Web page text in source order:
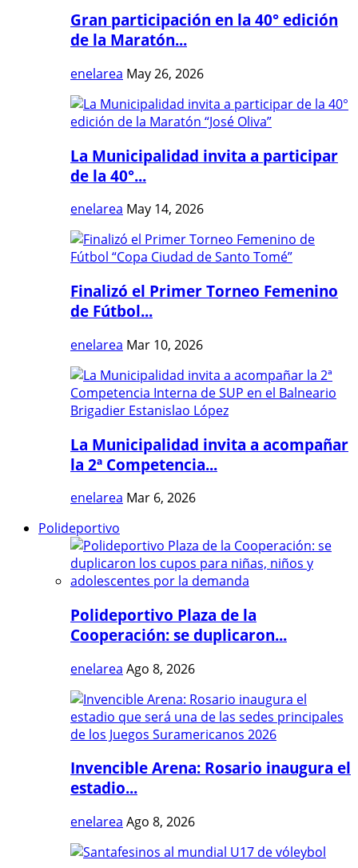
Gran participación en la 40° edición
de la Maratón...
enelarea May 26, 2026
La Municipalidad invita a participar
de la 40°...
enelarea May 14, 2026
Finalizó el Primer Torneo Femenino
de Fútbol...
enelarea Mar 10, 2026
La Municipalidad invita a acompañar
la 2ª Competencia...
enelarea Mar 6, 2026
Polideportivo
Polideportivo Plaza de la
Cooperación: se duplicaron...
enelarea Ago 8, 2026
Invencible Arena: Rosario inaugura el
estadio...
enelarea Ago 8, 2026